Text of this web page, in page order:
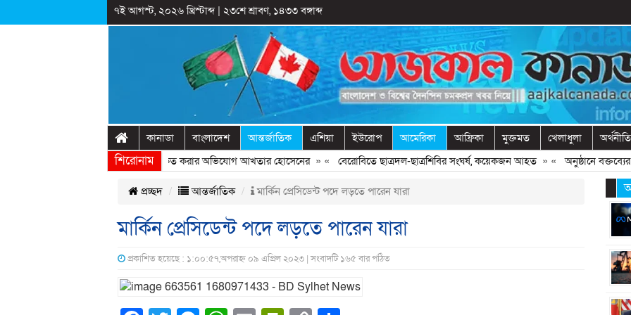
৭ই আগস্ট, ২০২৬ খ্রিস্টাব্দ| ২৩শে শ্রাবণ, ১৪৩৩ বঙ্গাব্দ
কানাডা বাংলাদেশ আন্তর্জাতিক এশিয়া ইউরোপ আমেরিকা আফ্রিকা মুক্তমত খেলাধুলা অর্থনীতি
শিরোনাম
অনুষ্ঠানের প্রামাণ্যচিত্রে ইতিহাস বিকৃত করার অভিযোগ আখতার হোসেনের» « বেরোবিতে ছাত্রদল-ছাত্রশিবির সংঘর্ষ, কয়েকজন আহত» « অনুষ্ঠানে বক্তব্যের
প্রচ্ছদ আন্তর্জাতিক মার্কিন প্রেসিডেন্ট পদে লড়তে পারেন যারা
মার্কিন প্রেসিডেন্ট পদে লড়তে পারেন যারা
প্রকাশিত হয়েছে : ১:০০:৫৭,অপরাহ্ন ০৯ এপ্রিল ২০২৩ | সংবাদটি ১৬৫ বার পঠিত